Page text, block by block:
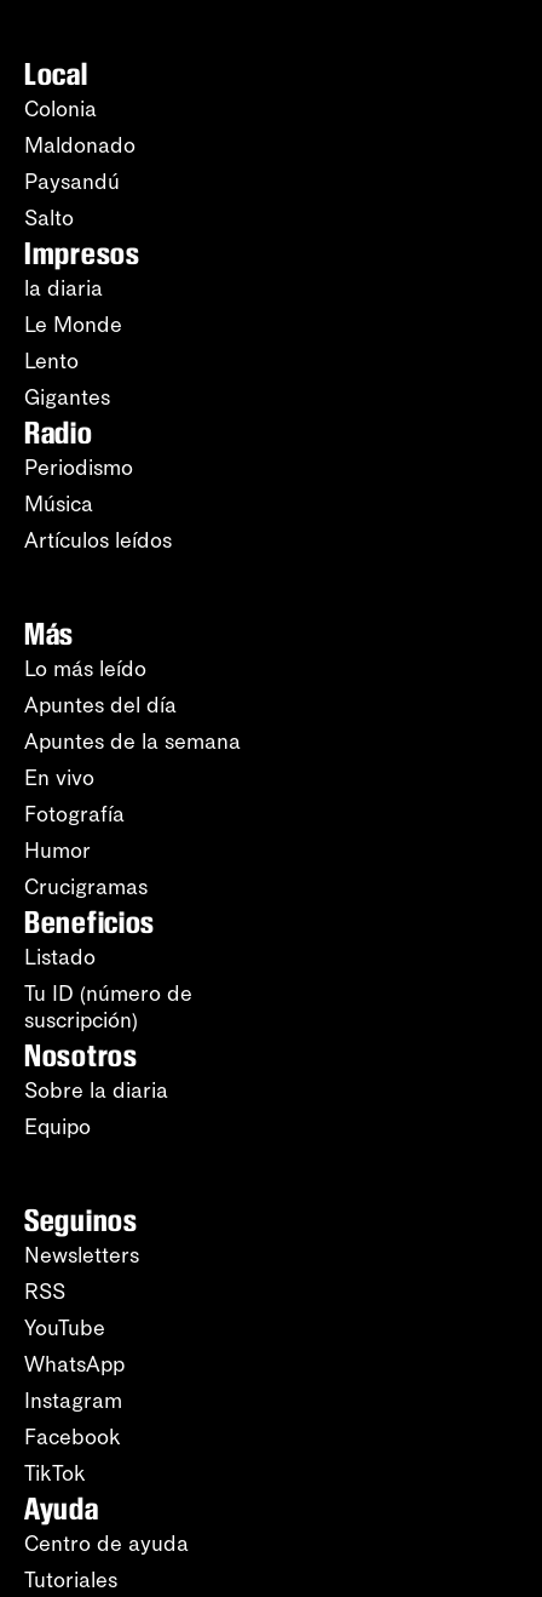
Local
Colonia
Maldonado
Paysandú
Salto
Impresos
la diaria
Le Monde
Lento
Gigantes
Radio
Periodismo
Música
Artículos leídos
Más
Lo más leído
Apuntes del día
Apuntes de la semana
En vivo
Fotografía
Humor
Crucigramas
Beneficios
Listado
Tu ID (número de
suscripción)
Nosotros
Sobre la diaria
Equipo
Seguinos
Newsletters
RSS
YouTube
WhatsApp
Instagram
Facebook
TikTok
Ayuda
Centro de ayuda
Tutoriales